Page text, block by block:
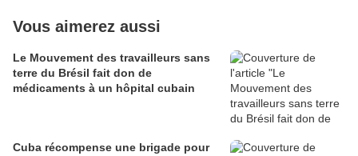
Vous aimerez aussi
Le Mouvement des travailleurs sans
terre du Brésil fait don de
médicaments à un hôpital cubain
Cuba récompense une brigade pour